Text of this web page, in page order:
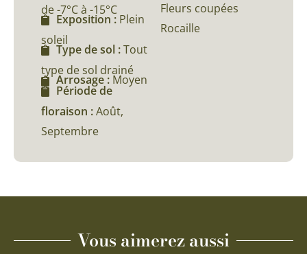
de -7°C à -15°C
Exposition : Plein
soleil
Type de sol :Tout
type de sol drainé
Arrosage : Moyen
Période de
floraison :Août,
Septembre
Fleurs coupées
Rocaille
Vous aimerez aussi